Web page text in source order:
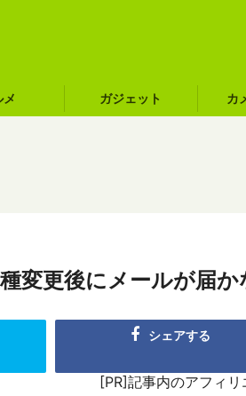
メ ガジェット カ
変更後にメールが届
シェアする
[PR]記事内のアフィ